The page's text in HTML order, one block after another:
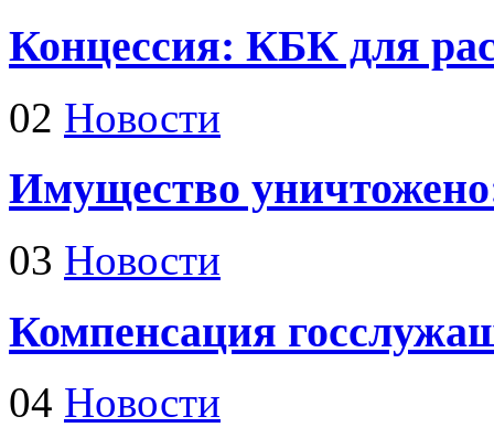
Концессия: КБК для
02 Новости
Имущество
03 Новости
Компенсация
04 Новости